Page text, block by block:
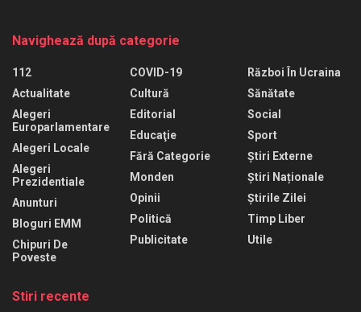
Navighează după categorie
112
Actualitate
Alegeri
Europarlamentare
Alegeri Locale
Alegeri
Prezidentiale
Anunturi
Bloguri EMM
Chipuri De
Poveste
COVID-19
Cultură
Editorial
Educaţie
Fără Categorie
Monden
Opinii
Politică
Publicitate
Război În Ucraina
Sănătate
Social
Sport
Știri Externe
Știri Naționale
Știrile Zilei
Timp Liber
Utile
Stiri recente